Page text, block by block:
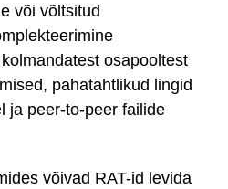
või võltsitud
osapooltest
pahatahtlikud lingid
ja peer-to-peer failide
võivad RAT-id levida